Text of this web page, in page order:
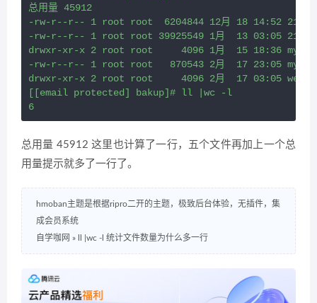
总用量 45912
-rw-r--r-- 1 root root  6204844 12月 18 14:52
-rw-r--r-- 1 root root 39925549 1月  13 03:05
drwxr-xr-x 2 root root     4096 1月  15 18:36
-rw-r--r-- 1 root root   870543 2月  17 23:05
drwxr-xr-x 2 root root     4096 2月  17 03:05
[[email protected] bakup]# ll |wc -l
6
总用量 45912 这里也计算了一行，五个文件再加上一个总
用量提示就多了一行了。
hmoban主题是根据ripro二开的主题，极致后台体验，无插件，集
成会员系统
自学咖网 » ll |wc -l 统计文件数量为什么多一行